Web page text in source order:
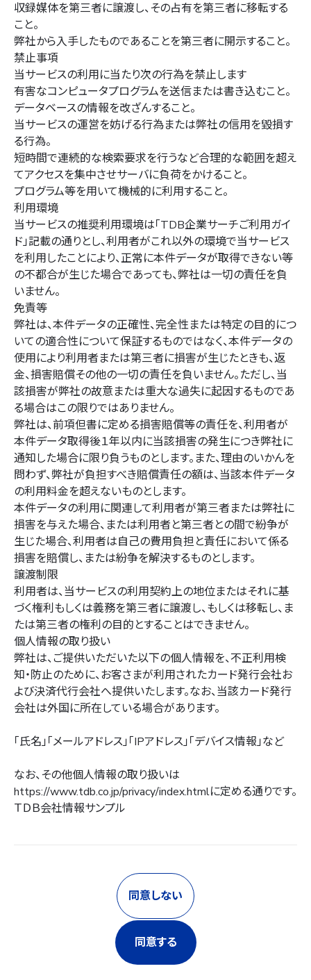
収録媒体を第三者に譲渡し、その占有を第三者に移転する
こと。
弊社から入手したものであることを第三者に開示すること。
禁止事項
当サービスの利用に当たり次の行為を禁止します
有害なコンピュータプログラムを送信または書き込むこと。
データベースの情報を改ざんすること。
当サービスの運営を妨げる行為または弊社の信用を毀損す
る行為。
短時間で連続的な検索要求を行うなど合理的な範囲を超え
てアクセスを集中させサーバに負荷をかけること。
プログラム等を用いて機械的に利用すること。
利用環境
当サービスの推奨利用環境は「TDB企業サーチご利用ガイ
ド」記載の通りとし、利用者がこれ以外の環境で当サービス
を利用したことにより、正常に本件データが取得できない等
の不都合が生じた場合であっても、弊社は一切の責任を負
いません。
免責等
弊社は、本件データの正確性、完全性または特定の目的につ
いての適合性について保証するものではなく、本件データの
使用により利用者または第三者に損害が生じたときも、返
金、損害賠償その他の一切の責任を負いません。ただし、当
該損害が弊社の故意または重大な過失に起因するものであ
る場合はこの限りではありません。
弊社は、前項但書に定める損害賠償等の責任を、利用者が
本件データ取得後１年以内に当該損害の発生につき弊社に
通知した場合に限り負うものとします。また、理由のいかんを
問わず、弊社が負担すべき賠償責任の額は、当該本件データ
の利用料金を超えないものとします。
本件データの利用に関連して利用者が第三者または弊社に
損害を与えた場合、または利用者と第三者との間で紛争が
生じた場合、利用者は自己の費用負担と責任において係る
損害を賠償し、または紛争を解決するものとします。
譲渡制限
利用者は、当サービスの利用契約上の地位またはそれに基
づく権利もしくは義務を第三者に譲渡し、もしくは移転し、ま
たは第三者の権利の目的とすることはできません。
個人情報の取り扱い
弊社は、ご提供いただいた以下の個人情報を、不正利用検
知・防止のために、お客さまが利用されたカード発行会社お
よび決済代行会社へ提供いたします。なお、当該カード発行
会社は外国に所在している場合があります。
「氏名」「メールアドレス」「IPアドレス」「デバイス情報」など
なお、その他個人情報の取り扱いは
https://www.tdb.co.jp/privacy/index.htmlに定める通りです。
ＴＤＢ会社情報サンプル
同意しない
同意する